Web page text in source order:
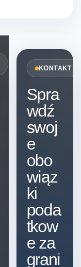
KONTAKT
Spra
wdź
swoj
e
obo
wiąz
ki
poda
tkow
e za
grani